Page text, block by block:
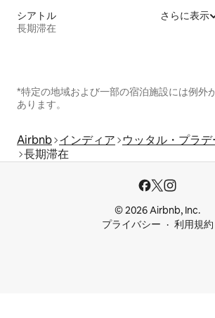
シアトル
長期滞在
さらに表示
*特定の地域および一部の宿泊施設には例外
あります。
Airbnb インディア ウッタル・プラデ
長期滞在
© 2026 Airbnb, Inc.
プライバシー
利用規約